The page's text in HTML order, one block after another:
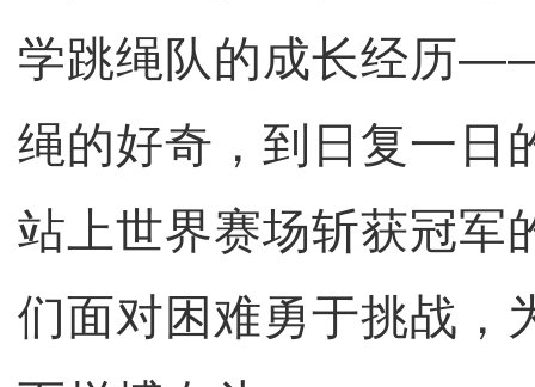
学跳绳队的成长经历
绳的好奇，到日复一日
站上世界赛场斩获冠军
们面对困难勇于挑战，